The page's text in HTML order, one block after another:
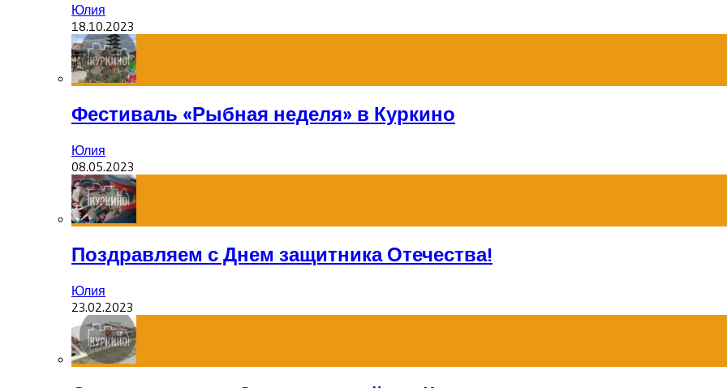
Юлия
18.10.2023
Фестиваль «Рыбная неделя» в Куркино
Юлия
08.05.2023
Поздравляем с Днем защитника Отечества!
Юлия
23.02.2023